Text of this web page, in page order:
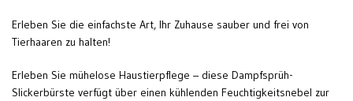
Erleben Sie die einfachste Art, Ihr Zuhause sauber und frei von
Tierhaaren zu halten!
Erleben Sie mühelose Haustierpflege – diese Dampfsprüh-
Slickerbürste verfügt über einen kühlenden Feuchtigkeitsnebel zur